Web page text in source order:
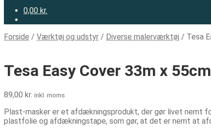
0,00 kr.
Forside / Værktøj og udstyr / Diverse malerværktøj / Tesa
Tesa Easy Cover 33m x
89,00 kr. inkl. moms
Plast-masker er et afdækningsprodukt, der gør livet nemt
plastfolie og afdækningstape, som gør, at det er nemt at